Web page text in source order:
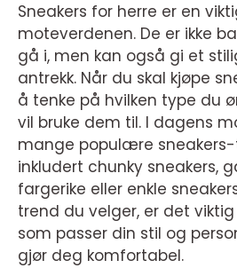
Sneakers for herre er en
moteverdenen. De er ikke
gå i, men kan også gi et
antrekk. Når du skal kjøpe
å tenke på hvilken type du
vil bruke dem til. I dagens
mange populære
inkludert chunky sneakers,
fargerike eller enkle
trend du velger, er det
som passer din stil og
gjør deg komfortabel.